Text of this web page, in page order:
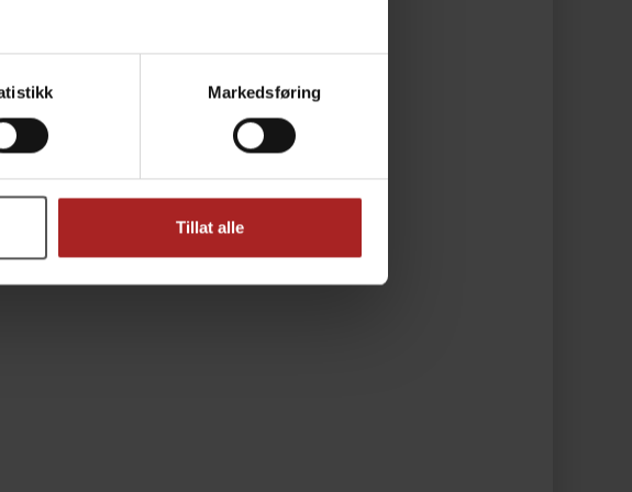
Markedsføring
Tillat alle